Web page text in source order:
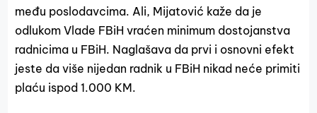
među poslodavcima. Ali, Mijatović kaže da je
odlukom Vlade FBiH vraćen minimum dostojanstva
radnicima u FBiH. Naglašava da prvi i osnovni efekt
jeste da više nijedan radnik u FBiH nikad neće primiti
plaću ispod 1.000 KM.